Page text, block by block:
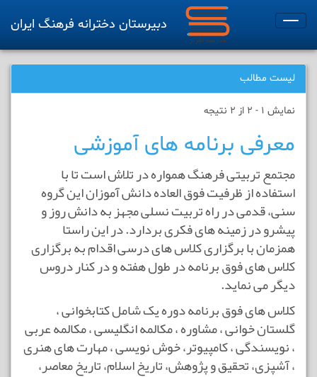
Toggle
دبیرستان دخترانه فرهنگ ایران
لیست مطالب
نمایش 1 - 2 از 2 نتیجه
معرفی برنامه های آموزشی
مجتمع تربیتی فرهنگ همواره در تلاش است تا با
استفاده از ظرفیت فوق العاده دانش آموزان این گروه
سنی، قدمی در راه تربیت نسلی مجهز به دانش روز و
پیشرو در زمینه های فکری بردارد. در این راستا
همزمان با برگزاری کلاس های درسی اقدام به برگزاری
کلاس های فوق برنامه در طول هفته و در کنار دروس
دیگر می نماید.
کلاس های فوق برنامه دوره یک شاملکتابخوانی ،
گلستان خوانی ،مشاوره ،مکالمه انگلیسی ،مکالمه عربی
،نویسندگی ،کامپیوتر،خوش نویسی ،مهارت های هنری
،آشپزی،تحقیق و پژوهش،تاریخ اسلام،تاریخ معاصر،